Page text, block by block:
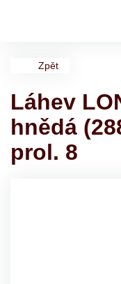
Zpět
Láhev
hnědá
prol. 8